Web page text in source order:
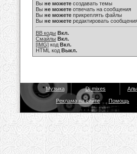
Вы не можете создавать темы
Вы не можете отвечать на сообщения
Вы не можете прикреплять файлы
Вы не можете редактировать
BB коды Вкл.
Смайлы Вкл.
[IMG] код Вкл.
HTML код Выкл.
Музыка Dj mixes
Реклама на сайте Помощь